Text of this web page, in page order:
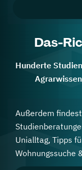
Das-
Hunderte
Außerdem
Unialltag, Tipps
Wohnungssuche